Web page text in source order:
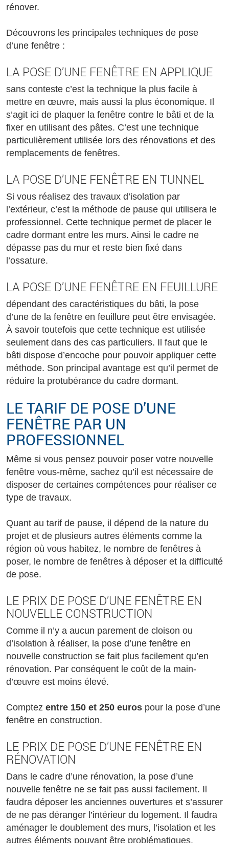
rénover.
Découvrons les principales techniques de pose
d’une fenêtre :
LA POSE D’UNE FENÊTRE EN APPLIQUE
sans conteste c’est la technique la plus facile à
mettre en œuvre, mais aussi la plus économique. Il
s’agit ici de plaquer la fenêtre contre le bâti et de la
fixer en utilisant des pâtes. C’est une technique
particulièrement utilisée lors des rénovations et des
remplacements de fenêtres.
LA POSE D’UNE FENÊTRE EN TUNNEL
Si vous réalisez des travaux d’isolation par
l’extérieur, c’est la méthode de pause qui utilisera le
professionnel. Cette technique permet de placer le
cadre dormant entre les murs. Ainsi le cadre ne
dépasse pas du mur et reste bien fixé dans
l’ossature.
LA POSE D’UNE FENÊTRE EN FEUILLURE
dépendant des caractéristiques du bâti, la pose
d’une de la fenêtre en feuillure peut être envisagée.
À savoir toutefois que cette technique est utilisée
seulement dans des cas particuliers. Il faut que le
bâti dispose d’encoche pour pouvoir appliquer cette
méthode. Son principal avantage est qu’il permet de
réduire la protubérance du cadre dormant.
LE TARIF DE POSE D’UNE
FENÊTRE PAR UN
PROFESSIONNEL
Même si vous pensez pouvoir poser votre nouvelle
fenêtre vous-même, sachez qu’il est nécessaire de
disposer de certaines compétences pour réaliser ce
type de travaux.
Quant au tarif de pause, il dépend de la nature du
projet et de plusieurs autres éléments comme la
région où vous habitez, le nombre de fenêtres à
poser, le nombre de fenêtres à déposer et la difficulté
de pose.
LE PRIX DE POSE D’UNE FENÊTRE EN
NOUVELLE CONSTRUCTION
Comme il n’y a aucun parement de cloison ou
d’isolation à réaliser, la pose d’une fenêtre en
nouvelle construction se fait plus facilement qu’en
rénovation. Par conséquent le coût de la main-
d’œuvre est moins élevé.
Comptez entre 150 et 250 euros pour la pose d’une
fenêtre en construction.
LE PRIX DE POSE D’UNE FENÊTRE EN
RÉNOVATION
Dans le cadre d’une rénovation, la pose d’une
nouvelle fenêtre ne se fait pas aussi facilement. Il
faudra déposer les anciennes ouvertures et s’assurer
de ne pas déranger l’intérieur du logement. Il faudra
aménager le doublement des murs, l’isolation et les
autres éléments pouvant être problématiques.